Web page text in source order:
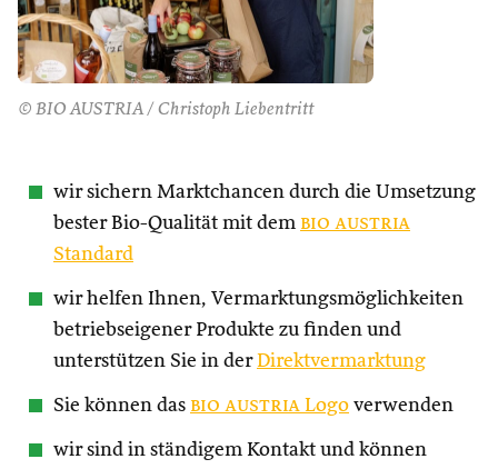
© BIO AUSTRIA / Christoph Liebentritt
wir sichern Marktchancen durch die Umsetzung
bester Bio-Qualität mit dem bio austria
Standard
wir helfen Ihnen, Vermarktungsmöglichkeiten
betriebseigener Produkte zu finden und
unterstützen Sie in derDirektvermarktung
Sie können das bio austria Logo verwenden
wir sind in ständigem Kontakt und können